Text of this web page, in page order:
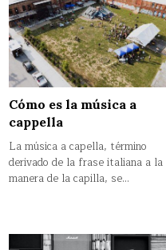
Cómo es la música a
cappella
La música a capella, término
derivado de la frase italiana a la
manera de la capilla, se…